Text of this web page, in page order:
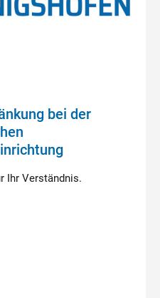
bei der
Ihr Verständnis.